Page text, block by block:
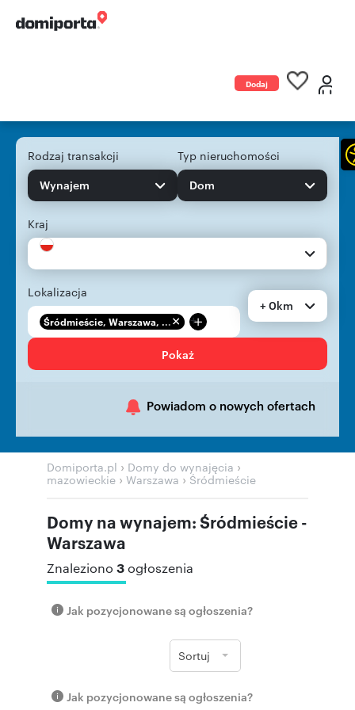
Dodaj
Rodzaj transakcji
Wynajem
Typ nieruchomości
Dom
Kraj
Lokalizacja
Śródmieście, Warszawa, ... +
+ 0km
Pokaż
Powiadom o nowych ofertach
Domiporta.pl › Domy do wynajęcia ›
mazowieckie › Warszawa › Śródmieście
Domy na wynajem: Śródmieście -
Warszawa
Znaleziono 3ogłoszenia
Jak pozycjonowane są ogłoszenia?
Sortuj
Jak pozycjonowane są ogłoszenia?